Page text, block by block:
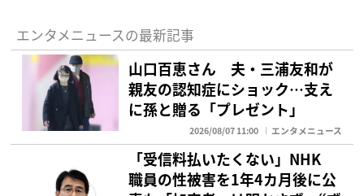
エンタメニュースの最新記事
山口百恵さん 夫・三浦友和が
親友の認知症にショック…支え
に孫と贈る「プレゼント」
2026/08/07 11:00 エンタメニュース
「受信料払いたくない」NHK
職員の性被害を1年4カ月後に公